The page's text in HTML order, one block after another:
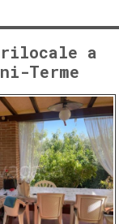
a
Terme